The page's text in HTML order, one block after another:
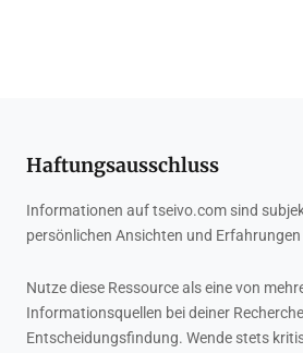
Haftungsausschluss
Informationen auf tseivo.com sind
persönlichen Ansichten und
Nutze diese Ressource als eine von
Informationsquellen bei deiner
Entscheidungsfindung. Wende stets